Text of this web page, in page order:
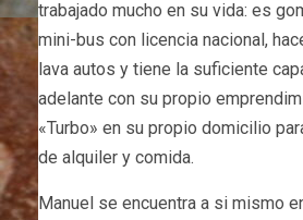
trabajado mucho en su vida: es
mini-bus con licencia nacional,
lava autos y tiene la suficiente
adelante con su propio
«Turbo» en su propio domicilio
de alquiler y comida.
Manuel se encuentra a si mismo